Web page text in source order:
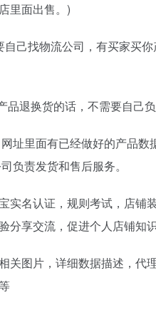
里面出售。)
己找物流公司，有买家买
退换货的话，不需要自己
址里面有已经做好的产品
负责发货和售后服务。
实名认证，规则考试，店
享交流，促进个人店铺知识
关图片，详细数据描述，